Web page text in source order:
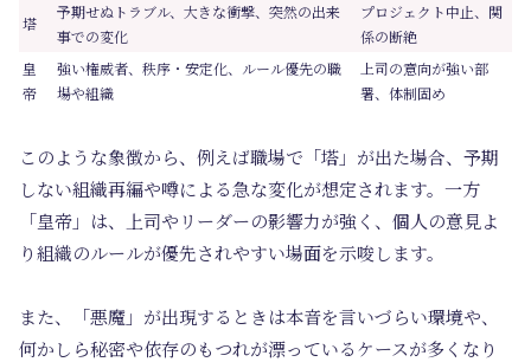
塔
予期せぬトラブル、大きな衝撃、突然の出来
事での変化
プロジェクト中止、関
係の断絶
皇
帝
強い権威者、秩序・安定化、ルール優先の職
場や組織
上司の意向が強い部
署、体制固め
このような象徴から、例えば職場で「塔」が出た場合、予期
しない組織再編や噂による急な変化が想定されます。一方
「皇帝」は、上司やリーダーの影響力が強く、個人の意見よ
り組織のルールが優先されやすい場面を示唆します。
また、「悪魔」が出現するときは本音を言いづらい環境や、
何かしら秘密や依存のもつれが漂っているケースが多くなり